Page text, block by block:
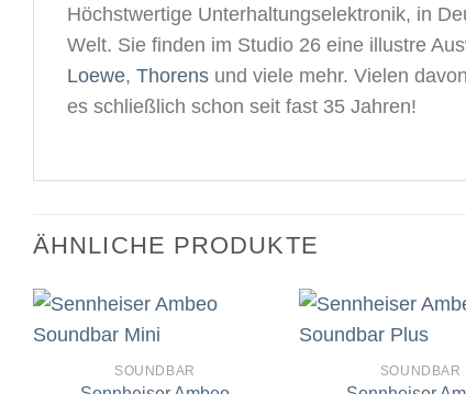
Höchstwertige Unterhaltungselektronik, in
Welt. Sie finden im Studio 26 eine illustre
Loewe, Thorens und viele mehr. Vielen
es schließlich schon seit fast 35 Jahren!
ÄHNLICHE PRODUKTE
SOUNDBAR SOUNDBAR